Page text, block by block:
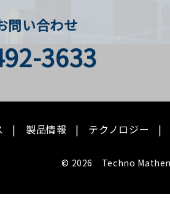
問い合わせ
3633
製品情報 テクノロジー
© 2026 Techno